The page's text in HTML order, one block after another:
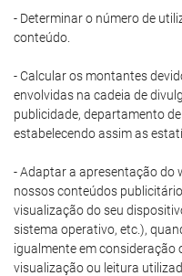
- Determinar o número de
conteúdo.
- Calcular os montantes
envolvidas na cadeia de
publicidade, departamento
estabelecendo assim as
- Adaptar a apresentação do
nossos conteúdos
visualização do seu
sistema operativo, etc.),
igualmente em consideração
visualização ou leitura